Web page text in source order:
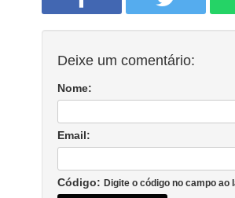
Deixe um comentário:
Nome:
Email:
Código: Digite o código no campo ao